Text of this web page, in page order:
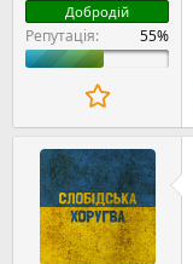
Добродій
Репутація: